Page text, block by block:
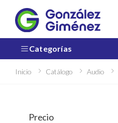
Categorías
Inicio Catálogo Audio
Precio